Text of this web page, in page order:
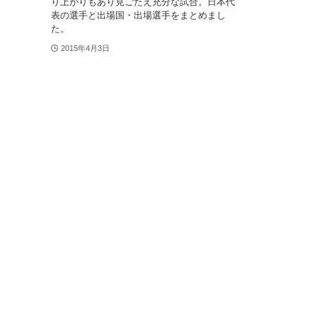
表の選手と出場国・出場選手をまとめまし
た。
2015年4月3日